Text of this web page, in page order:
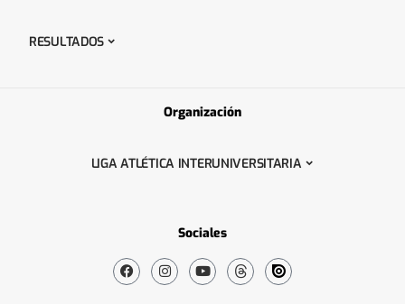
RESULTADOS
Organización
LIGA ATLÉTICA INTERUNIVERSITARIA
Sociales